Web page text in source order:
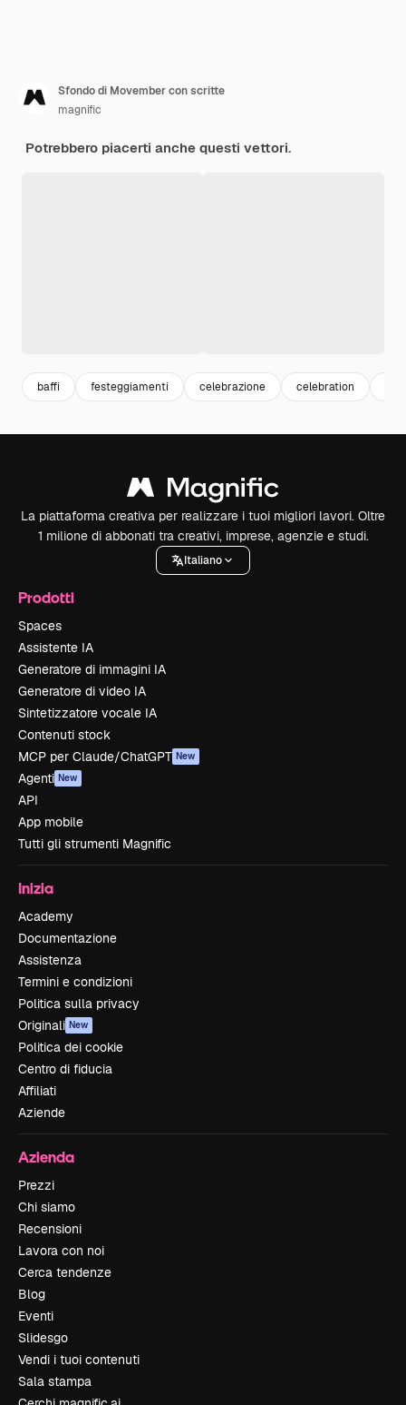
Sfondo di Movember con scritte
magnific
Potrebbero piacerti anche questi vettori.
baffi festeggiamenti celebrazione celebration
La piattaforma creativa per realizzare i tuoi migliori lavori. Oltre
1 milione di abbonati tra creativi, imprese, agenzie e studi.
Italiano
Prodotti
Spaces
Assistente IA
Generatore di immagini IA
Generatore di video IA
Sintetizzatore vocale IA
Contenuti stock
MCP per Claude/ChatGPT New
Agenti New
API
App mobile
Tutti gli strumenti Magnific
Inizia
Academy
Documentazione
Assistenza
Termini e condizioni
Politica sulla privacy
Originali New
Politica dei cookie
Centro di fiducia
Affiliati
Aziende
Azienda
Prezzi
Chi siamo
Recensioni
Lavora con noi
Cerca tendenze
Blog
Eventi
Slidesgo
Vendi i tuoi contenuti
Sala stampa